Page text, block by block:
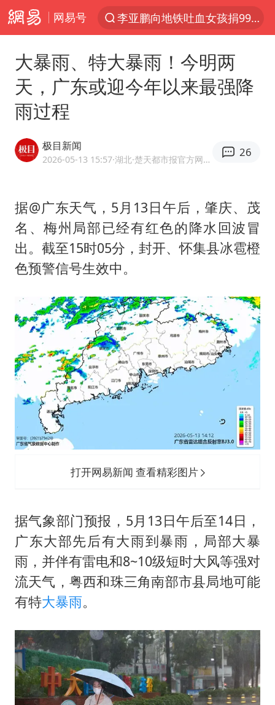
网易号
探寻“技能+”促就业创业新路
38岁山东财大教授刘海明逝世
人贩子“梅姨”真实姓名曝光
谷歌首席科学家Jeff Dean离职创业
如何把百年大党建设得更加坚强有力
多专业取消艺考 文化工作者要有文化
你常吃的兰州拉面要改名了
41岁女子为鼓励女儿考上985研究生
董路致歉：泰国10岁黑人父母是伪造的
总书记关心百姓身边这些民生大事
大暴雨、特大暴雨！今明两
天，广东或迎今年以来最强降
雨过程
极目新闻
2026-05-13 15:57·湖北 ·楚天都市报官方网易号
26
据@广东天气，5月13日午后，肇庆、茂
名、梅州局部已经有红色的降水回波冒
出。截至15时05分，封开、怀集县冰雹橙
色预警信号生效中。
打开网易新闻 查看精彩图片
据气象部门预报，5月13日午后至14日，
广东大部先后有大雨到暴雨，局部大暴
雨，并伴有雷电和8~10级短时大风等强对
流天气，粤西和珠三角南部市县局地可能
有特大暴雨。